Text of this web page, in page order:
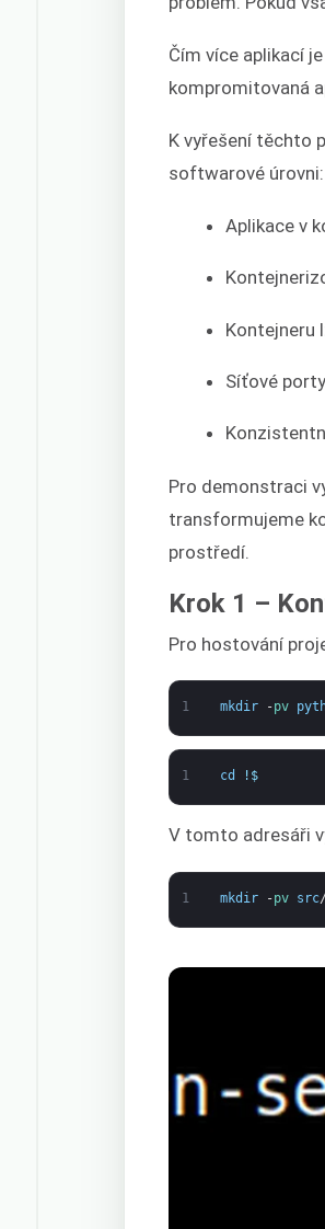
Čím více aplikací
kompromitovaná
K vyřešení těchto
softwarové úrovni:
Aplikace v
Kontejneru
Síťové
Pro demonstraci
transformujeme
prostředí.
Krok 1 –
Pro hostování
1 mkdir -pv
1 cd ! $
V tomto adresáři
1 mkdir -pv src/